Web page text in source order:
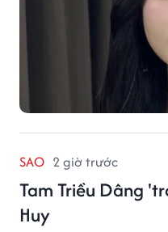
SAO 2 giờ trước
Tam Triều Dâng
Huy